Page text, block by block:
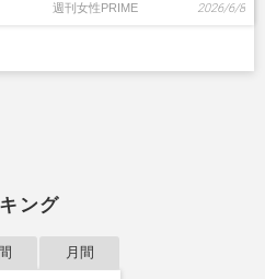
ング
月間